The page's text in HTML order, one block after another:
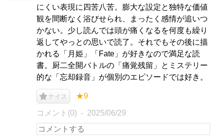
にくい表現に四苦八苦。膨大な設定と独特な価値
観を間断なく浴びせられ、まったく感情が追いつ
かない。少し読んでは頭が痛くなるを何度も繰り
返してやっとの思いで読了。それでもその後に描
かれる「月姫」「Fate」が好きなので満足な読
書。厨二全開バトルの「痛覚残留」とミステリー
的な「忘却録音」が個別のエピソードでは好き。
ナイス ★9
コメント(0) 2025/06/29